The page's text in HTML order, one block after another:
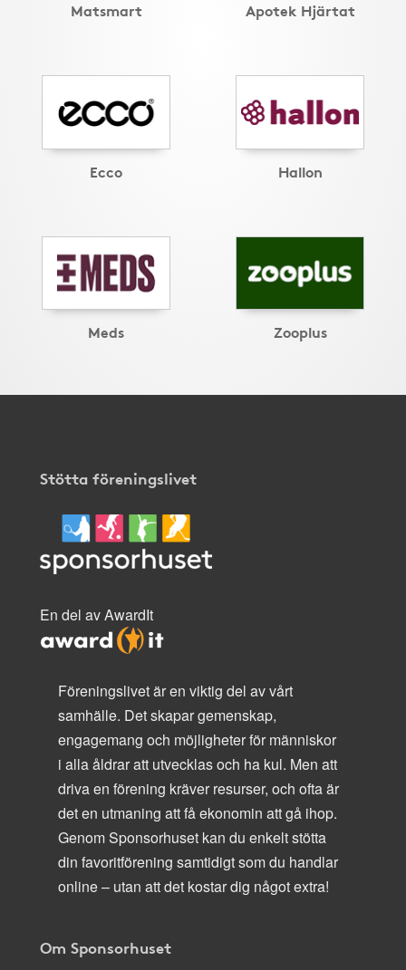
Matsmart Apotek Hjärtat
Ecco Hallon
Meds Zooplus
Stötta föreningslivet
En del av AwardIt
Föreningslivet är en viktig del av vårt
samhälle. Det skapar gemenskap,
engagemang och möjligheter för människor
i alla åldrar att utvecklas och ha kul. Men att
driva en förening kräver resurser, och ofta är
det en utmaning att få ekonomin att gå ihop.
Genom Sponsorhuset kan du enkelt stötta
din favoritförening samtidigt som du handlar
online – utan att det kostar dig något extra!
Om Sponsorhuset